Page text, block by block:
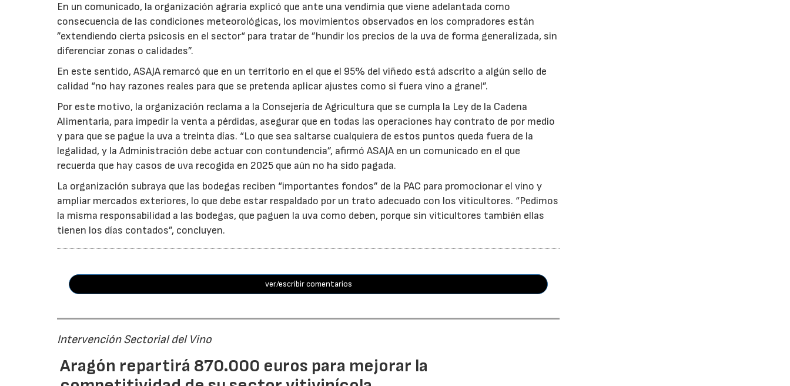
En un comunicado, la organización agraria explicó que ante una vendimia que viene adelantada como
consecuencia de las condiciones meteorológicas, los movimientos observados en los compradores están
”extendiendo cierta psicosis en el sector“ para tratar de ”hundir los precios de la uva de forma generalizada, sin
diferenciar zonas o calidades”.
En este sentido, ASAJA remarcó que en un territorio en el que el 95% del viñedo está adscrito a algún sello de
calidad “no hay razones reales para que se pretenda aplicar ajustes como si fuera vino a granel”.
Por este motivo, la organización reclama a la Consejería de Agricultura que se cumpla la Ley de la Cadena
Alimentaria, para impedir la venta a pérdidas, asegurar que en todas las operaciones hay contrato de por medio
y para que se pague la uva a treinta días. “Lo que sea saltarse cualquiera de estos puntos queda fuera de la
legalidad, y la Administración debe actuar con contundencia”, afirmó ASAJA en un comunicado en el que
recuerda que hay casos de uva recogida en 2025 que aún no ha sido pagada.
La organización subraya que las bodegas reciben “importantes fondos” de la PAC para promocionar el vino y
ampliar mercados exteriores, lo que debe estar respaldado por un trato adecuado con los viticultores. “Pedimos
la misma responsabilidad a las bodegas, que paguen la uva como deben, porque sin viticultores también ellas
tienen los días contados”, concluyen.
ver/escribir comentarios
Intervención Sectorial del Vino
Aragón repartirá 870.000 euros para mejorar la